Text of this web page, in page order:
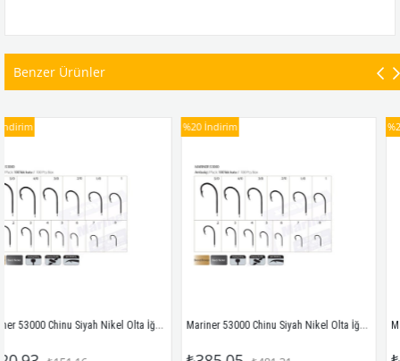
Benzer Ürünler
Mariner 53000 Chinu Siyah Nikel Olta İğnesi No:8 Siyah Nikel Mariner 53000 Chinu Siyah Nikel Olta İğnesi No:5/0 Siyah Nikel Mariner